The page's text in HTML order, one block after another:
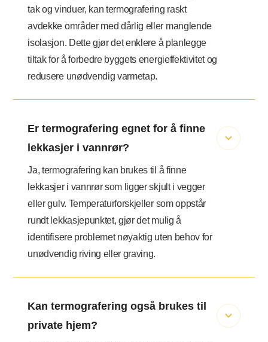
tak og vinduer, kan termografering raskt
avdekke områder med dårlig eller manglende
isolasjon. Dette gjør det enklere å planlegge
tiltak for å forbedre byggets energieffektivitet og
redusere unødvendig varmetap.
Er termografering egnet for å finne
lekkasjer i vannrør?
Ja, termografering kan brukes til å finne
lekkasjer i vannrør som ligger skjult i vegger
eller gulv. Temperaturforskjeller som oppstår
rundt lekkasjepunktet, gjør det mulig å
identifisere problemet nøyaktig uten behov for
unødvendig riving eller graving.
Kan termografering også brukes til
private hjem?